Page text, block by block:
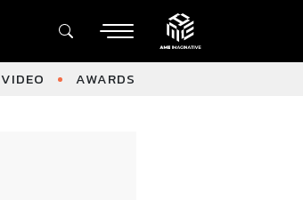
VIDEO AWARDS